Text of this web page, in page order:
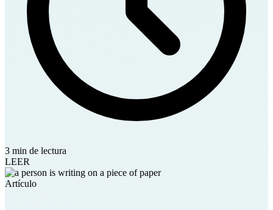
3 min de lectura
LEER
Artículo